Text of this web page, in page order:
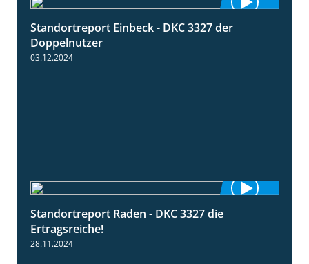
Standortreport Einbeck - DKC 3327 der
Doppelnutzer
03.12.2024
Standortreport Raden - DKC 3327 die
Ertragsreiche!
28.11.2024